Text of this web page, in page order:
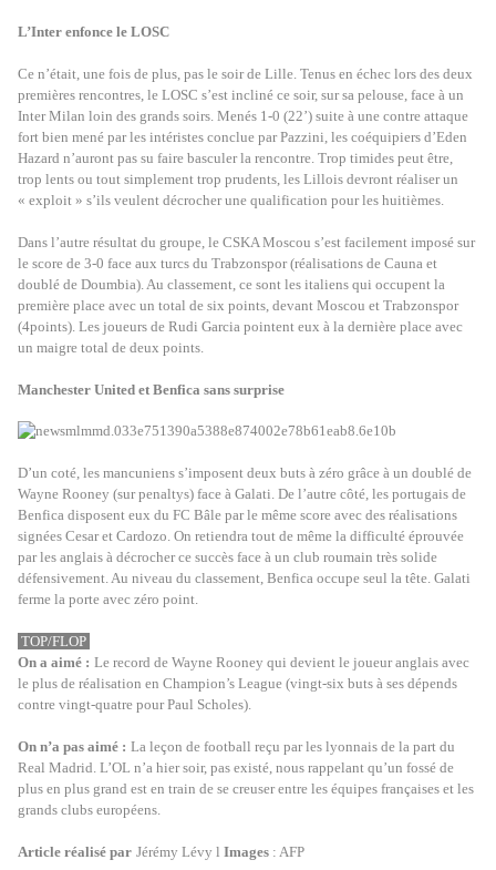
L’Inter enfonce le LOSC
Ce n’était, une fois de plus, pas le soir de Lille. Tenus en échec lors des deux
premières rencontres, le LOSC s’est incliné ce soir, sur sa pelouse, face à un
Inter Milan loin des grands soirs. Menés 1-0 (22’) suite à une contre attaque
fort bien mené par les intéristes conclue par Pazzini, les coéquipiers d’Eden
Hazard n’auront pas su faire basculer la rencontre. Trop timides peut être,
trop lents ou tout simplement trop prudents, les Lillois devront réaliser un
« exploit » s’ils veulent décrocher une qualification pour les huitièmes.
Dans l’autre résultat du groupe, le CSKA Moscou s’est facilement imposé sur
le score de 3-0 face aux turcs du Trabzonspor (réalisations de Cauna et
doublé de Doumbia). Au classement, ce sont les italiens qui occupent la
première place avec un total de six points, devant Moscou et Trabzonspor
(4points). Les joueurs de Rudi Garcia pointent eux à la dernière place avec
un maigre total de deux points.
Manchester United et Benfica sans surprise
D’un coté, les mancuniens s’imposent deux buts à zéro grâce à un doublé de
Wayne Rooney (sur penaltys) face à Galati. De l’autre côté, les portugais de
Benfica disposent eux du FC Bâle par le même score avec des réalisations
signées Cesar et Cardozo. On retiendra tout de même la difficulté éprouvée
par les anglais à décrocher ce succès face à un club roumain très solide
défensivement. Au niveau du classement, Benfica occupe seul la tête. Galati
ferme la porte avec zéro point.
TOP/FLOP
On a aimé : Le record de Wayne Rooney qui devient le joueur anglais avec
le plus de réalisation en Champion’s League (vingt-six buts à ses dépends
contre vingt-quatre pour Paul Scholes).
On n’a pas aimé : La leçon de football reçu par les lyonnais de la part du
Real Madrid. L’OL n’a hier soir, pas existé, nous rappelant qu’un fossé de
plus en plus grand est en train de se creuser entre les équipes françaises et les
grands clubs européens.
Article réalisé par Jérémy Lévy l Images : AFP